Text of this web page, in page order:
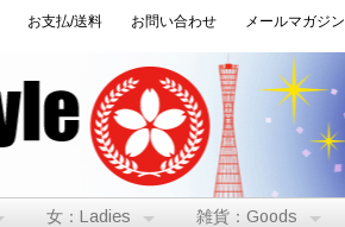
お支払/送料 お問い合わせ メールマガジン
女：Ladies 雑貨：Goods